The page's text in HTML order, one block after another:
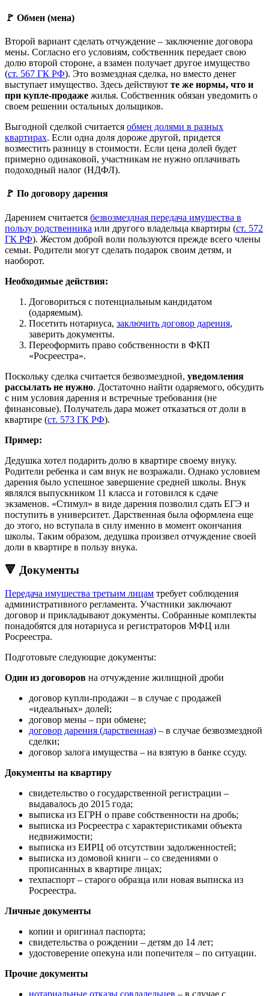
🚩 Обмен (мена)
Второй вариант сделать отчуждение – заключение договора
мены. Согласно его условиям, собственник передает свою
долю второй стороне, а взамен получает другое имущество
(ст. 567 ГК РФ). Это возмездная сделка, но вместо денег
выступает имущество. Здесь действуют те же нормы, что и
при купле-продаже жилья. Собственник обязан уведомить о
своем решении остальных дольщиков.
Выгодной сделкой считается обмен долями в разных
квартирах. Если одна доля дороже другой, придется
возместить разницу в стоимости. Если цена долей будет
примерно одинаковой, участникам не нужно оплачивать
подоходный налог (НДФЛ).
🚩 По договору дарения
Дарением считается безвозмездная передача имущества в
пользу родственника или другого владельца квартиры (ст. 572
ГК РФ). Жестом доброй воли пользуются прежде всего члены
семьи. Родители могут сделать подарок своим детям, и
наоборот.
Необходимые действия:
Договориться с потенциальным кандидатом
(одаряемым).
Посетить нотариуса, заключить договор дарения,
заверить документы.
Переоформить право собственности в ФКП
«Росреестра».
Поскольку сделка считается безвозмездной, уведомления
рассылать не нужно. Достаточно найти одаряемого, обсудить
с ним условия дарения и встречные требования (не
финансовые). Получатель дара может отказаться от доли в
квартире (ст. 573 ГК РФ).
Пример:
Дедушка хотел подарить долю в квартире своему внуку.
Родители ребенка и сам внук не возражали. Однако условием
дарения было успешное завершение средней школы. Внук
являлся выпускником 11 класса и готовился к сдаче
экзаменов. «Стимул» в виде дарения позволил сдать ЕГЭ и
поступить в университет. Дарственная была оформлена еще
до этого, но вступала в силу именно в момент окончания
школы. Таким образом, дедушка произвел отчуждение своей
доли в квартире в пользу внука.
🔻 Документы
Передача имущества третьим лицам требует соблюдения
административного регламента. Участники заключают
договор и прикладывают документы. Собранные комплекты
понадобятся для нотариуса и регистраторов МФЦ или
Росреестра.
Подготовьте следующие документы:
Один из договоров на отчуждение жилищной дроби
договор купли-продажи – в случае с продажей
«идеальных» долей;
договор мены – при обмене;
договор дарения (дарственная) – в случае безвозмездной
сделки;
договор залога имущества – на взятую в банке ссуду.
Документы на квартиру
свидетельство о государственной регистрации –
выдавалось до 2015 года;
выписка из ЕГРН о праве собственности на дробь;
выписка из Росреестра с характеристиками объекта
недвижимости;
выписка из ЕИРЦ об отсутствии задолженностей;
выписка из домовой книги – со сведениями о
прописанных в квартире лицах;
техпаспорт – старого образца или новая выписка из
Росреестра.
Личные документы
копии и оригинал паспорта;
свидетельства о рождении – детям до 14 лет;
удостоверение опекуна или попечителя – по ситуации.
Прочие документы
нотариальные отказы совладельцев – в случае с